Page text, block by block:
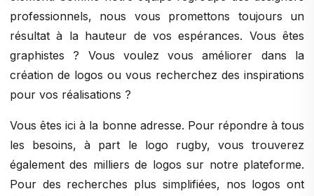
professionnels, nous vous promettons toujours un
résultat à la hauteur de vos espérances. Vous êtes
graphistes ? Vous voulez vous améliorer dans la
création de logos ou vous recherchez des inspirations
pour vos réalisations ?
Vous êtes ici à la bonne adresse. Pour répondre à tous
les besoins, à part le logo rugby, vous trouverez
également des milliers de logos sur notre plateforme.
Pour des recherches plus simplifiées, nos logos ont